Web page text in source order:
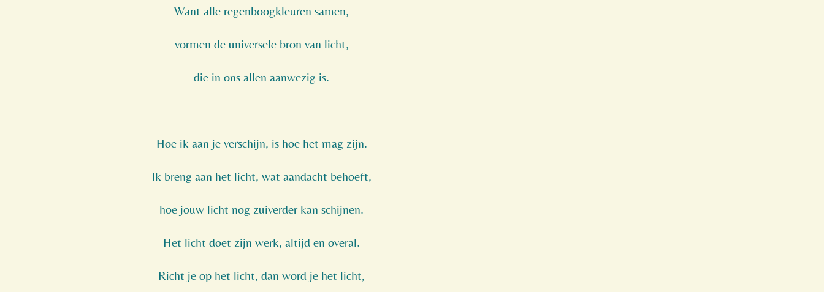
Want alle regenboogkleuren samen,
vormen de universele bron van licht,
die in ons allen aanwezig is.
Hoe ik aan je verschijn, is hoe het mag zijn.
Ik breng aan het licht, wat aandacht behoeft,
hoe jouw licht nog zuiverder kan schijnen.
Het licht doet zijn werk, altijd en overal.
Richt je op het licht, dan word je het licht,